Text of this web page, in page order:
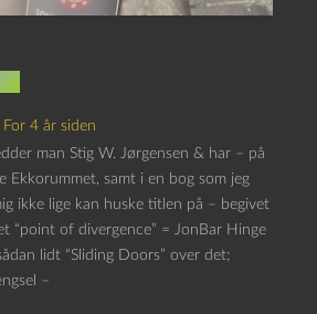
For 4 år siden
man Stig W. Jørgensen & har – på
Ekkorummet, samt i en bog som jeg
ikke lige kan huske titlen på – begivet
“point of divergence” = JonBar Hinge
lidt “Sliding Doors” over det;
–